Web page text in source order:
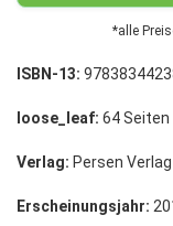
*alle
ISBN-13:
loose_leaf: 64 Seiten
Verlag: Persen
Erscheinungsjahr: